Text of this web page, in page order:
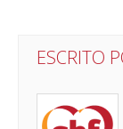
ESCRITO